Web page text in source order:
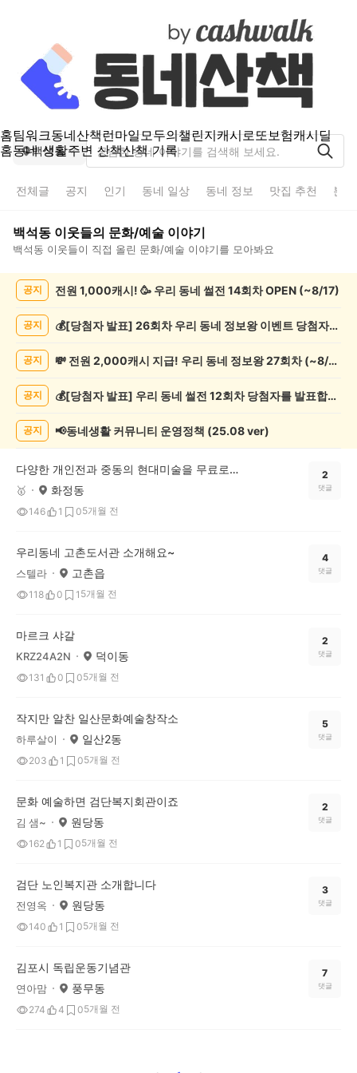
홈팀워크동네산책런마일모두의챌린지캐시로또보험캐시딜
홈동네 생활주변 산책산책 기록
백석동
전체글 공지 인기 동네 일상 동네 정보 맛집 추천 분
백석동 이웃들의 문화/예술 이야기
백석동 이웃들이 직접 올린 문화/예술 이야기를 모아봐요
록
공지 전원 1,000캐시! 🥳 우리 동네 썰전 14회차 OPEN (~8/17)
공지 💰[당첨자 발표] 26회차 우리 동네 정보왕 이벤트 당첨자를 발표합니다!
공지 💸 전원 2,000캐시 지급! 우리 동네 정보왕 27회차 (~8/10)
공지 💰[당첨자 발표] 우리 동네 썰전 12회차 당첨자를 발표합니다!
공지 📢동네생활 커뮤니티 운영정책 (25.08 ver)
다양한 개인전과 중동의 현대미술을 무료로 관람가능한 <서울시립미술관>
🥇 화정동
146 1 05개월 전
2
댓글
우리동네 고촌도서관 소개해요~
스텔라 고촌읍
118 0 1 5개월 전
4
댓글
마르크 샤갈
KRZ24A2N 덕이동
131 0 05개월 전
2
댓글
작지만 알찬 일산문화예술창작소
하루살이 일산2동
203 1 05개월 전
5
댓글
문화 예술하면 검단복지회관이죠
김 샘~ 원당동
162 1 05개월 전
2
댓글
검단 노인복지관 소개합니다
전영옥 원당동
140 1 05개월 전
3
댓글
김포시 독립운동기념관
연아맘 풍무동
274 4 05개월 전
7
댓글